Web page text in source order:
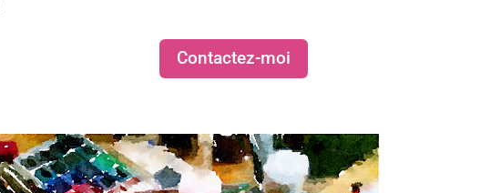
Contactez-moi